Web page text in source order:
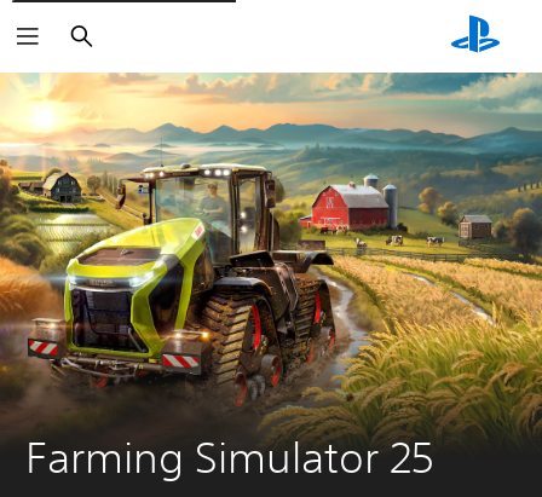
Buscar
Farming Simulator 25